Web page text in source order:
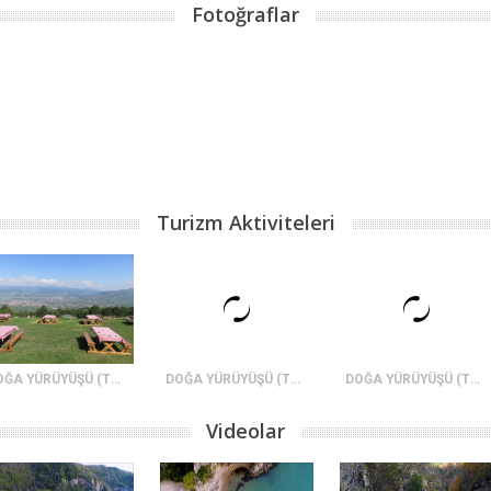
Fotoğraflar
Turizm Aktiviteleri
DOĞA YÜRÜYÜŞÜ (TREKKİNG) - GEYVE-SETÇE-HAMZAPINAR-KARAGÖL YAYLASI DOĞA YÜRÜYÜŞÜ (TREKKİNG) - BELEN-GÜZELYAYLA (SOĞUKOLUK) MESİRE ALANI DOĞA YÜRÜYÜŞÜ (TREKKİNG) - BOZDAĞ – DAĞKÜPLÜ ROTASI
Videolar